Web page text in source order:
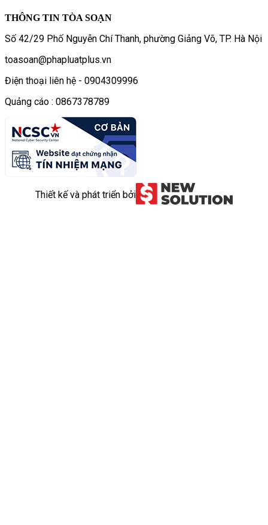
THÔNG TIN TÒA SOẠN
Số 42/29 Phố Nguyễn Chí Thanh, phường Giảng Võ, TP. Hà Nội
toasoan@phapluatplus.vn
Điện thoại liên hệ - 0904309996
Quảng cáo : 0867378789
Thiết kế và phát triển bởi